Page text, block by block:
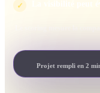
✓
Projet rempli en 2